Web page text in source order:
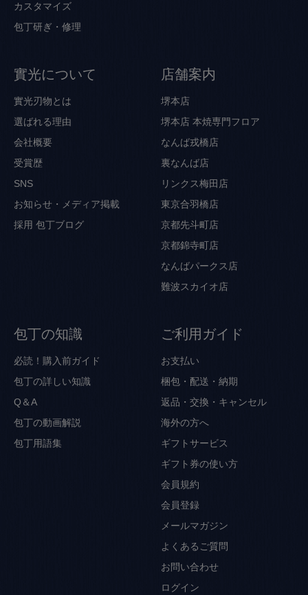
カスタマイズ
包丁研ぎ・修理
實光について
實光刃物とは
選ばれる理由
会社概要
受賞歴
SNS
お知らせ・メディア掲載
採用 包丁ブログ
店舗案内
堺本店
堺本店 本焼専門フロア
なんば戎橋店
裏なんば店
リンクス梅田店
東京合羽橋店
京都先斗町店
京都錦寺町店
なんばパークス店
難波スカイオ店
包丁の知識
必読！購入前ガイド
包丁の詳しい知識
Q＆A
包丁の動画解説
包丁用語集
ご利用ガイド
お支払い
梱包・配送・納期
返品・交換・キャンセル
海外の方へ
ギフトサービス
ギフト券の使い方
会員規約
会員登録
メールマガジン
よくあるご質問
お問い合わせ
ログイン